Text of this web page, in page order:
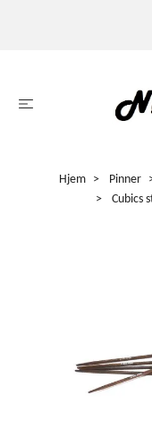
Hjem Pinner
Cubics